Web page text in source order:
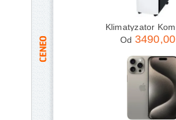
Od 3490,00